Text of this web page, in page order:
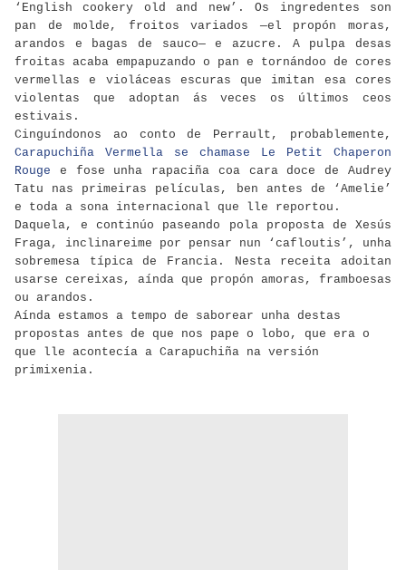
‘English cookery old and new’. Os ingredentes son
pan de molde, froitos variados —el propón moras,
arandos e bagas de sauco— e azucre. A pulpa desas
froitas acaba empapuzando o pan e tornándoo de cores
vermellas e violáceas escuras que imitan esa cores
violentas que adoptan ás veces os últimos ceos
estivais.
Cinguíndonos ao conto de Perrault, probablemente,
Carapuchiña Vermella se chamase Le Petit Chaperon
Rouge e fose unha rapaciña coa cara doce de Audrey
Tatu nas primeiras películas, ben antes de ‘Amelie’
e toda a sona internacional que lle reportou.
Daquela, e continúo paseando pola proposta de Xesús
Fraga, inclinareime por pensar nun ‘cafloutis’, unha
sobremesa típica de Francia. Nesta receita adoitan
usarse cereixas, aínda que propón amoras, framboesas
ou arandos.
Aínda estamos a tempo de saborear unha destas
propostas antes de que nos pape o lobo, que era o
que lle acontecía a Carapuchiña na versión
primixenia.